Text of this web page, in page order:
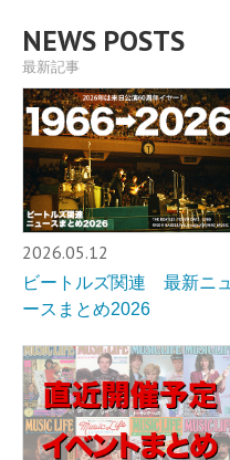
NEWS POSTS
最新記事
2026.05.12
ビートルズ関連 最新ニュ
ースまとめ2026